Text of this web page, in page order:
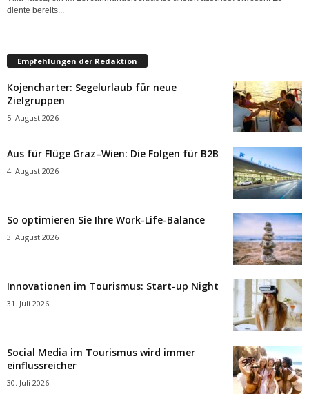
diente bereits...
Empfehlungen der Redaktion
Kojencharter: Segelurlaub für neue
Zielgruppen
5. August 2026
Aus für Flüge Graz–Wien: Die Folgen für B2B
4. August 2026
So optimieren Sie Ihre Work-Life-Balance
3. August 2026
Innovationen im Tourismus: Start-up Night
31. Juli 2026
Social Media im Tourismus wird immer
einflussreicher
30. Juli 2026